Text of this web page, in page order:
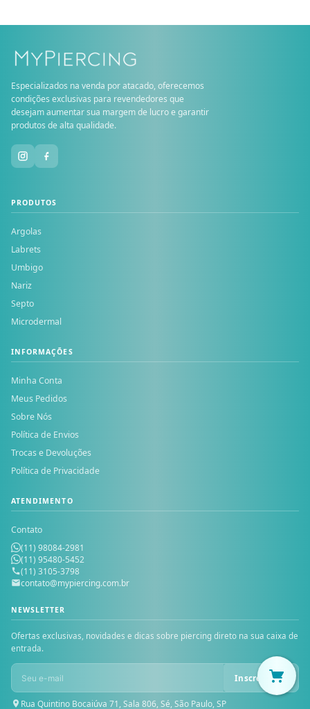
Especializados na venda por atacado, oferecemos
condições exclusivas para revendedores que
desejam aumentar sua margem de lucro e garantir
produtos de alta qualidade.
PRODUTOS
Argolas
Labrets
Umbigo
Nariz
Septo
Microdermal
INFORMAÇÕES
Minha Conta
Meus Pedidos
Sobre Nós
Política de Envios
Trocas e Devoluções
Política de Privacidade
ATENDIMENTO
Contato
(11) 98084-2981
(11) 95480-5452
(11) 3105-3798
contato@mypiercing.com.br
NEWSLETTER
Ofertas exclusivas, novidades e dicas sobre piercing direto na sua caixa de
entrada.
Inscrever-se
Rua Quintino Bocaiúva 71, Sala 806, Sé, São Paulo, SP